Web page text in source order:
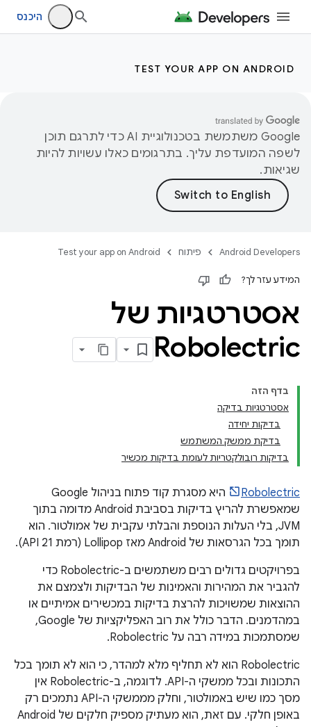
היכנס
TEST YOUR APP ON ANDROID
‫Google משתמשת בטכנולוגיית AI כדי לתרגם תוכן
לשפה המועדפת עליך. בתרגומים כאלו עשויות להיות
שגיאות.
Android Developers פיתוח Test your app on Android
המידע עזר לך?
אסטרטגיות של
Robolectric
בדף הזה
אסטרטגיות בדיקה
בדיקות יחידה
בדיקת ממשק המשתמש
בדיקות רובולקטריות לעומת בדיקות מכשיר
Robolectric
היא מסגרת קוד פתוח בניהול Google
שמאפשרת להריץ בדיקות בסביבת Android מדומה בתוך
JVM, בלי העלות הנוספת והבלתי עקבית של אמולטור. הוא
תומך בכל הגרסאות של Android מאז Lollipop (רמת API 21).
בפרויקטים גדולים רבים משתמשים ב-Robolectric כדי
להגביר את המהירות והאמינות של הבדיקות ולצמצם את
ההוצאות שמשויכות להרצת בדיקות במכשירים אמיתיים או
במהדמנים. הדבר כולל את רוב האפליקציות של Google,
שמסתמכות במידה רבה על Robolectric.
Robolectric הוא לא תחליף מלא למהדר, כי הוא לא תומך בכל
התכונות ובכל ממשקי ה-API. לדוגמה, ב-Robolectric אין
מסך כמו שיש באמולטור, וחלק מממשקי ה-API נתמכים רק
באופן חלקי. עם זאת, הוא מעתיק מספיק חלקים של Android